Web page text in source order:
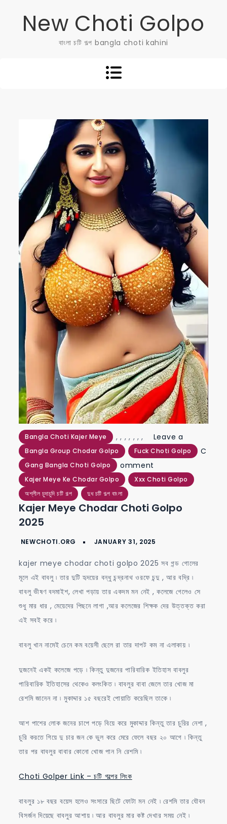
New Choti Golpo
বাংলা চটি গল্প bangla choti kahini
Bangla Choti Kajer Meye ,
Bangla Group Chodar Golpo
,
Fuck Choti Golpo
,
Gang Bangla Choti Golpo
,
Kajer Meye Ke Chodar Golpo
,
Xxx Choti Golpo
,
অশ্লীল চুদাচুদি চটি গল্প
,
দুধ চটি গল্প বাংলা
Leave a
C
omment
kajer
chodar
Kajer Meye Chodar Choti Golpo
2025
kajer meye chodar choti golpo 2025 সব গন্ড গোলের
মূলে এই বাবলু ৷ তার দুটি হৃদয়ের বন্ধু চন্দ্রনাথ ওরফে চন্দু , আর বদ্রি ৷
বাবলু ভীষণ বদমাইশ, লেখা পড়ায় তার একদম মন নেই , কলেজে গেলেও সে
শুধু মার ধার , মেয়েদের পিছনে লাগা ,আর কলেজের শিক্ষক দের উত্তক্ত করা
এই সবই করে ৷
বাবলু খান নামেই চেনে কম বয়েসী ছেলে রা তার দাপট কম না এলাকায় ৷
দুজনেই একই কলেজে পড়ে ৷ কিন্তু দুজনের পারিবারিক ইতিহাস বাবলুর
পারিবারিক ইতিহাসের থেকেও কলংকিত ৷ বাবলুর বাবা জেলে তার খোজ মা
রেশমি জানেন না ৷ মুকাদ্দার ১৫ বছরেই পোয়াতি করেছিল তাকে ৷
আশ পাশের লোক জনের চাপে পড়ে বিয়ে করে মুকাদ্দার কিন্তু তার চুরির নেশা ,
চুরি করতে গিয়ে দু চার জন কে ভুল করে মেরে ফেলে বছর ২০ আগে ৷ কিন্তু
তার পর বাবলুর বাবার কোনো খোজ পান নি রেশমি ৷
Choti Golper Link – চটি গল্পের লিংক
বাবলুর ১৮ বছর বয়েস হলেও সংসারে ছিটে ফোটা মন নেই ৷ রেশমি তার যৌবন
বিসর্জন দিয়েছে বাবলুর আশায় ৷ আর বাবলুর মার কষ্ট দেখার সময় নেই ৷